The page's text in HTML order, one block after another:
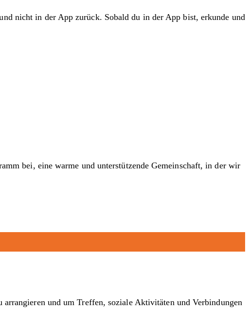
nicht in der App zurück. Sobald du in der App bist, erkunde und
bei, eine warme und unterstützende Gemeinschaft, in der wir
und um Treffen, soziale Aktivitäten und Verbindungen